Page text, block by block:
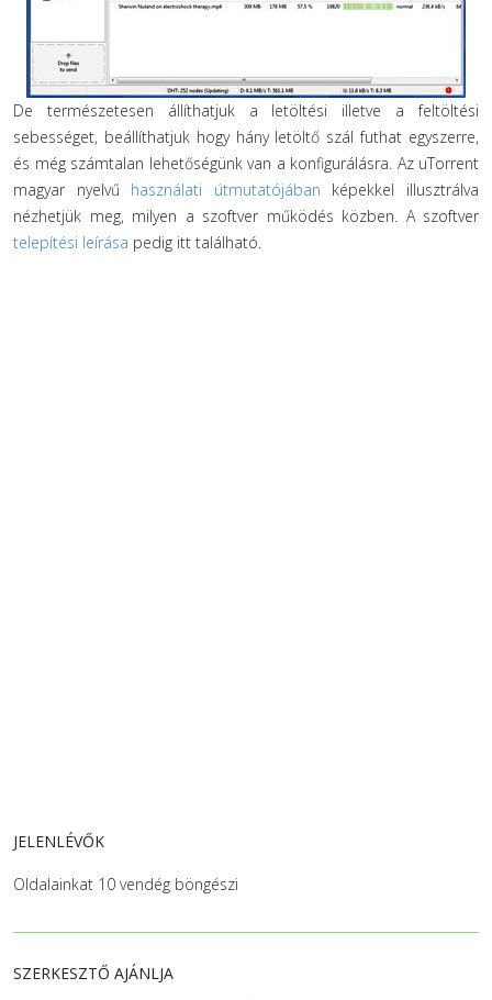
De természetesen állíthatjuk a letöltési illetve a feltöltési
sebességet, beállíthatjuk hogy hány letöltő szál futhat egyszerre,
és még számtalan lehetőségünk van a konfigurálásra. Az uTorrent
magyar nyelvű használati útmutatójában képekkel illusztrálva
nézhetjük meg, milyen a szoftver működés közben. A szoftver
telepítési leírása pedig itt található.
JELENLÉVŐK
Oldalainkat 10 vendég böngészi
SZERKESZTŐ AJÁNLJA